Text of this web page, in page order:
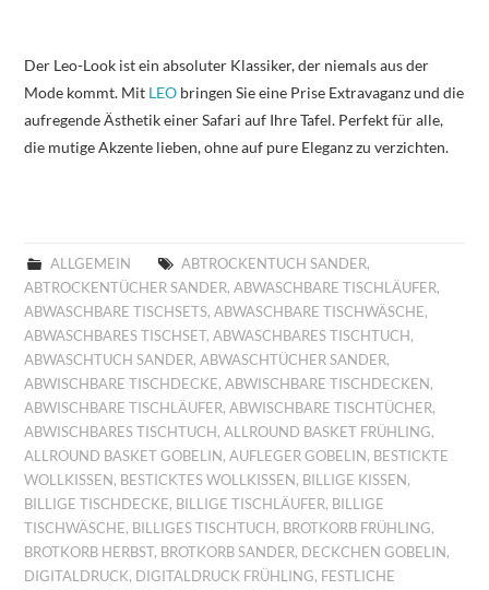
Der Leo-Look ist ein absoluter Klassiker, der niemals aus der
Mode kommt. Mit LEO bringen Sie eine Prise Extravaganz und die
aufregende Ästhetik einer Safari auf Ihre Tafel. Perfekt für alle,
die mutige Akzente lieben, ohne auf pure Eleganz zu verzichten.
ALLGEMEIN ABTROCKENTUCH SANDER,
ABTROCKENTÜCHER SANDER,ABWASCHBARE TISCHLÄUFER,
ABWASCHBARE TISCHSETS,ABWASCHBARE TISCHWÄSCHE,
ABWASCHBARES TISCHSET,ABWASCHBARES TISCHTUCH ,
ABWASCHTUCH SANDER,ABWASCHTÜCHER SANDER,
ABWISCHBARE TISCHDECKE,ABWISCHBARE TISCHDECKEN ,
ABWISCHBARE TISCHLÄUFER,ABWISCHBARE TISCHTÜCHER,
ABWISCHBARES TISCHTUCH ,ALLROUND BASKET FRÜHLING,
ALLROUND BASKET GOBELIN ,AUFLEGER GOBELIN , BESTICKTE
WOLLKISSEN , BESTICKTES WOLLKISSEN , BILLIGE KISSEN ,
BILLIGE TISCHDECKE, BILLIGE TISCHLÄUFER, BILLIGE
TISCHWÄSCHE, BILLIGES TISCHTUCH , BROTKORB FRÜHLING,
BROTKORB HERBST, BROTKORB SANDER, DECKCHEN GOBELIN ,
DIGITALDRUCK, DIGITALDRUCK FRÜHLING, FESTLICHE